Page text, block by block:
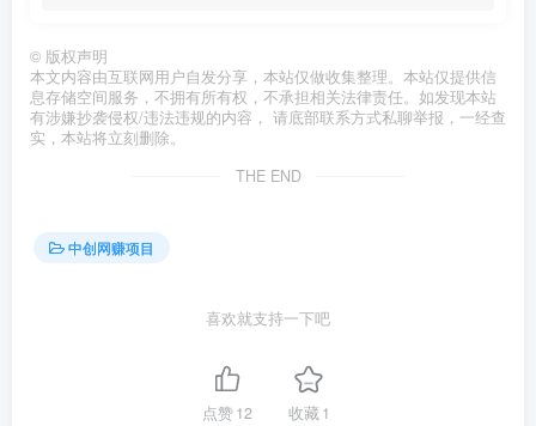
© 版权声明
本文内容由互联网用户自发分享，本站仅做收集整理。本站仅提供信
息存储空间服务，不拥有所有权，不承担相关法律责任。如发现本站
有涉嫌抄袭侵权/违法违规的内容， 请底部联系方式私聊举报，一经查
实，本站将立刻删除。
THE END
中创网赚项目
喜欢就支持一下吧
点赞12 收藏1